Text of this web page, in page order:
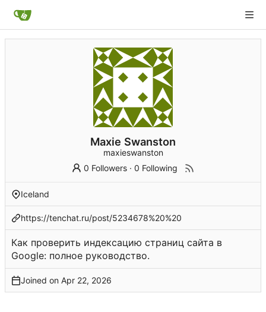
Maxie Swanston
maxieswanston
0 Followers ·0 Following
Iceland
https://tenchat.ru/post/5234678%20%20
Как проверить индексацию страниц сайта в
Google: полное руководство.
Joined on